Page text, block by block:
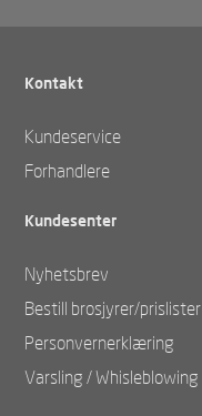
Kontakt
Kundeservice
Forhandlere
Kundesenter
Nyhetsbrev
Bestill brosjyrer/prislister
Personvernerklæring
Varsling / Whisleblowing